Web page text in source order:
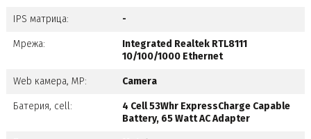
IPS матрица: -
Мрежа:
Integrated Realtek RTL8111
10/100/1000 Ethernet
Web камера, MP: Camera
Батерия, cell:
4 Cell 53Whr ExpressCharge Capable
Battery, 65 Watt AC Adapter